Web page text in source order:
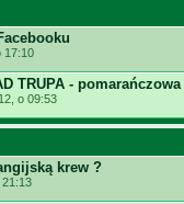
17:10
TRUPA -
o 09:53
krew ?